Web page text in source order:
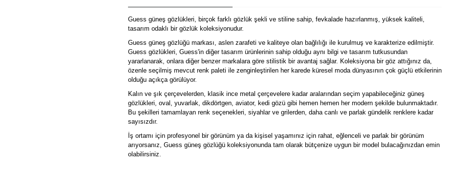
Guess güneş gözlükleri, birçok farklı gözlük şekli ve stiline sahip, fevkalade hazırlanmış, yüksek kaliteli,
tasarım odaklı bir gözlük koleksiyonudur.
Guess güneş gözlüğü markası, aslen zarafeti ve kaliteye olan bağlılığı ile kurulmuş ve karakterize edilmiştir.
Guess gözlükleri, Guess'in diğer tasarım ürünlerinin sahip olduğu aynı bilgi ve tasarım tutkusundan
yararlanarak, onlara diğer benzer markalara göre stilistik bir avantaj sağlar. Koleksiyona bir göz attığınız da,
özenle seçilmiş mevcut renk paleti ile zenginleştirilen her karede küresel moda dünyasının çok güçlü etkilerinin
olduğu açıkça görülüyor.
Kalın ve şık çerçevelerden, klasik ince metal çerçevelere kadar aralarından seçim yapabileceğiniz güneş
gözlükleri, oval, yuvarlak, dikdörtgen, aviator, kedi gözü gibi hemen hemen her modern şekilde bulunmaktadır.
Bu şekilleri tamamlayan renk seçenekleri, siyahlar ve grilerden, daha canlı ve parlak gündelik renklere kadar
sayısızdır.
İş ortamı için profesyonel bir görünüm ya da kişisel yaşamınız için rahat, eğlenceli ve parlak bir görünüm
arıyorsanız, Guess güneş gözlüğü koleksiyonunda tam olarak bütçenize uygun bir model bulacağınızdan emin
olabilirsiniz.